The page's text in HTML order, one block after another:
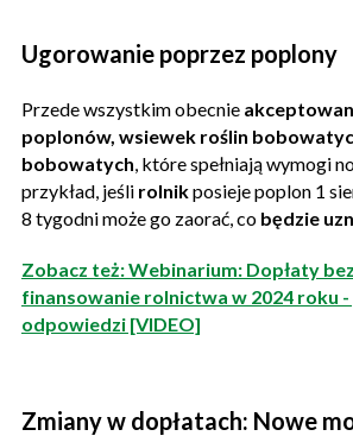
Ugorowanie poprzez poplony
Przede wszystkim obecnie
poplonów, wsiewek roślin
bobowatych , które spełniają wymogi
przykład, jeśli rolnikposieje poplon 1
8 tygodni może go zaorać, co będzie
Zobacz też: Webinarium: Dopłaty
finansowanie rolnictwa w 2024 roku
odpowiedzi [VIDEO]
Zmiany w dopłatach: Nowe